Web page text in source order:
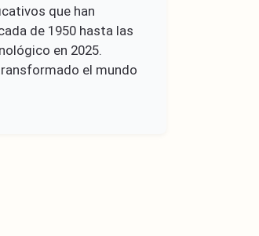
que han
de 1950 hasta las
en 2025.
el mundo